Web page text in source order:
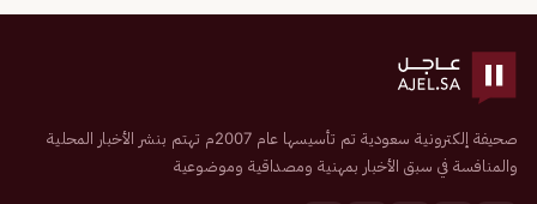
صحيفة إلكترونية سعودية تم تأسيسها عام 2007م تهتم بنشر الأخبار المحلية
والمنافسة في سبق الأخبار بمهنية ومصداقية وموضوعية